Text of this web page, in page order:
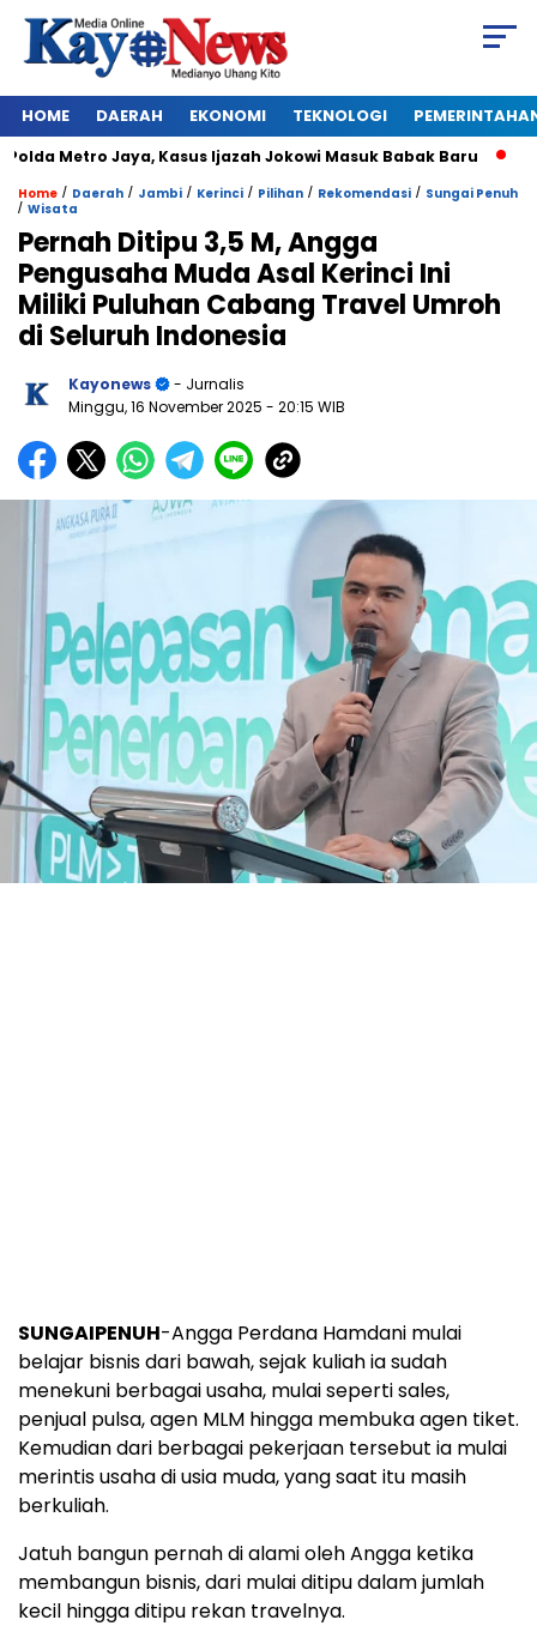
HOME DAERAH EKONOMI TEKNOLOGI
Metro Jaya, Kasus Ijazah Jokowi Masuk Babak Baru
Home / Daerah / Jambi / Kerinci / Pilihan / Rekomendasi / Sungai Penuh
/ Wisata
Pernah Ditipu 3,5 M, Angga
Pengusaha Muda Asal Kerinci Ini
Miliki Puluhan Cabang Travel Umroh
di Seluruh Indonesia
Kayonews
- Jurnalis
Minggu, 16 November 2025 - 20:15 WIB
SUNGAIPENUH-Angga Perdana Hamdani mulai
belajar bisnis dari bawah, sejak kuliah ia sudah
menekuni berbagai usaha, mulai seperti sales,
penjual pulsa, agen MLM hingga membuka agen tiket.
Kemudian dari berbagai pekerjaan tersebut ia mulai
merintis usaha di usia muda, yang saat itu masih
berkuliah.
Jatuh bangun pernah di alami oleh Angga ketika
membangun bisnis, dari mulai ditipu dalam jumlah
kecil hingga ditipu rekan travelnya.